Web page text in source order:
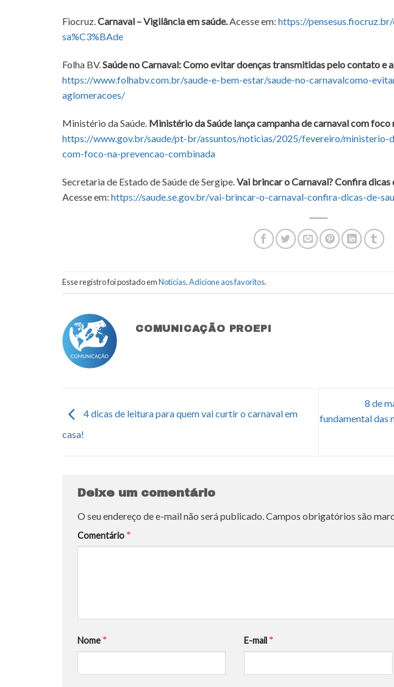
Fiocruz.Carnaval – Vigilância em saúde.Acesse em: https://
sa%C3%BAde
Folha BV.Saúde no Carnaval: Como evitar doenças transmitidas pelo contato e
https://www.folhabv.com.br/saude-e-bem-estar/saude-no-carnavalcomo-
aglomeracoes/
Ministério da Saúde. Ministério da Saúde lança campanha de carnaval com
https://www.gov.br/saude/pt-br/assuntos/noticias/2025/fevereiro/ministerio-
com-foco-na-prevencao-combinada
Secretaria de Estado de Saúde de Sergipe.Vai brincar o Carnaval? Confira dicas
Acesse em: https://saude.se.gov.br/vai-brincar-o-carnaval-confira-dicas-de-
Esse registro foi postado emNotícias.Adicione aos favoritos.
COMUNICAÇÃO PROEPI
4 dicas de leitura para quem vai curtir o carnaval em
casa!
8 de
fundamental das
Deixe um comentário
O seu endereço de e-mail não será publicado.Campos obrigatórios são
Comentário *
Nome * E-mail *